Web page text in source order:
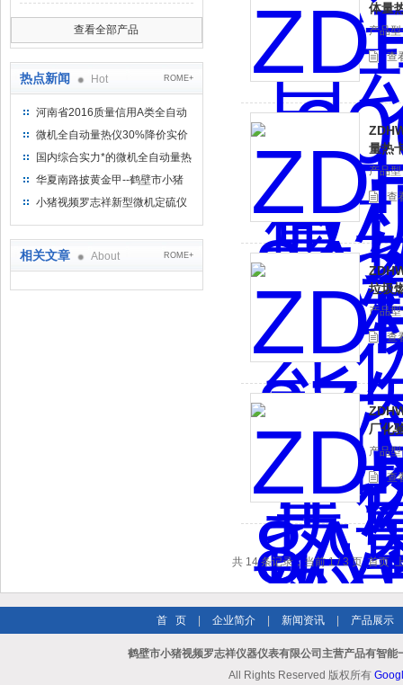
查看全部产品
热点新闻 Hot ROME+
河南省2016质量信用A类全自动
量热仪
微机全自动量热仪30%降价实价
出售
国内综合实力*的微机全自动量热
仪制造企业
华夏南路披黄金甲--鹤壁市小猪
视频罗志祥仪器仪表有限公司
小猪视频罗志祥新型微机定硫仪
相关文章 About ROME+
体量
产品型号
查
量热
产品型号
查
垃圾
产品型
查
厂化
产品型号
查
共 14 条记录，当前 1 / 3 页 首页
首 页 企业简介 新闻资讯 产品展示
鹤壁市小猪视频罗志祥仪器仪表有限公司主营产品有智
All Rights Reserved 版权所有